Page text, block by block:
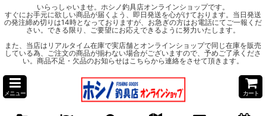
いらっしゃいませ。ホシノ釣具店オンラインショップです。
すぐにお手元に欲しい商品が届くよう、即日発送を心がけております。当日発送
の発注締め切りは14時となっておりますが、お急ぎの方はお電話にてご一報くだ
さい。できる限り、ご要望にお応えできるように努力いたします。
また、当店はリアルタイム在庫で実店舗とオンラインショップで同じ在庫を販売
している為、ご注文の商品が揃わない場合がございますので、予めご了承くださ
い。商品不足・欠品のお知らせはこちらから連絡をさせて頂きます。
メニュー カート